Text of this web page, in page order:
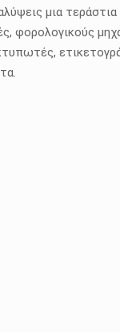
μια
φορολογικούς